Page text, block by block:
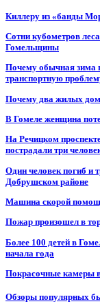
Киллеру из «банды
Сотни кубометров
Гомельщины
Почему обычная зима
транспортную
Почему два жилых
В Гомеле женщина
На Речицком
пострадали три
Один человек погиб и
Добрушском районе
Машина скорой
Пожар произошел в
Более 100 детей в
начала года
Покрасочные камеры в
Обзоры популярных